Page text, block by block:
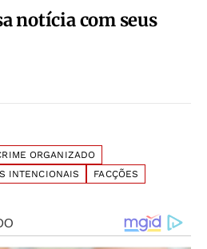
notícia com seus
ORGANIZADO
INTENCIONAIS
FACÇÕES